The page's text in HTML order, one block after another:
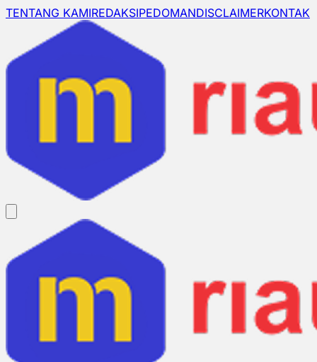
TENTANG KAMIREDAKSIPEDOMANDISCLAIMERKONTAK